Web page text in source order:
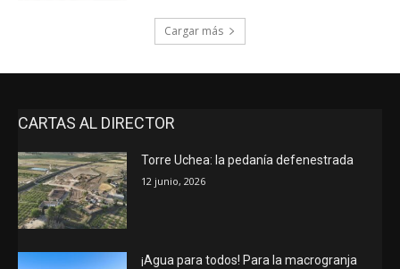
Cargar más
CARTAS AL DIRECTOR
Torre Uchea: la pedanía defenestrada
12 junio, 2026
¡Agua para todos! Para la macrogranja